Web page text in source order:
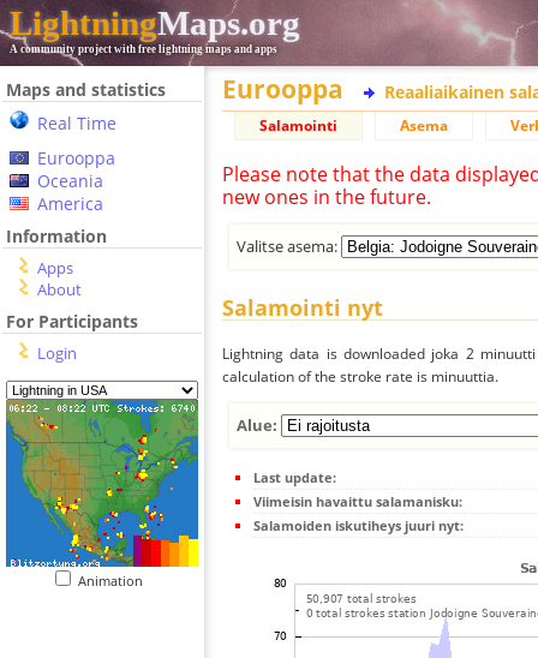
LightningMaps.org
A community project with free lightning maps and apps
Maps and statistics
Real Time
Eurooppa
Oceania
America
Information
Apps
About
For Participants
Login
Animation
Eurooppa Reaaliaikainen
Salamointi Asema
Please note that the data
new ones in the future.
Valitse asema:
Salamointi nyt
Lightning data is downloaded joka 2
calculation of the stroke rate is minuuttia.
Alue:
Last update:
Viimeisin havaittu salamanisku:
Salamoiden iskutiheys juuri nyt: